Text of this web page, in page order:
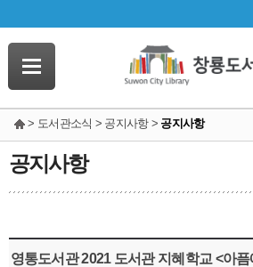
> 도서관소식 > 공지사항 > 공지사항
공지사항
영통도서관 2021 도서관 지혜학교 <아